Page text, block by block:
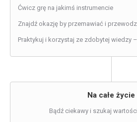
Ćwicz grę na jakimś instrumencie
Znajdź okazję by przemawiać i
Praktykuj i korzystaj ze zdobytej wiedzy –
Na całe życie
Bądź ciekawy i szukaj